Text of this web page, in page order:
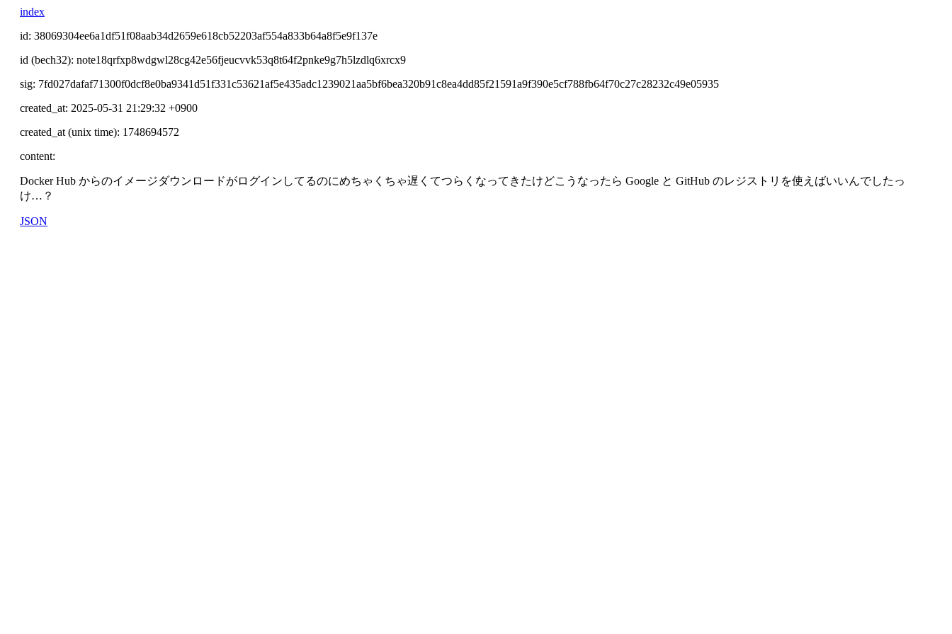
index
id: 38069304ee6a1df51f08aab34d2659e618cb52203af554a833b64a8f5e9f137e
id (bech32): note18qrfxp8wdgwl28cg42e56fjeucvvk53q8t64f2pnke9g7h5lzdlq6xrcx9
sig: 7fd027dafaf71300f0dcf8e0ba9341d51f331c53621af5e435adc1239021aa5bf6bea320b91c8ea4dd85f21591a9f390e5cf788fb64f70c27c28232c49e05935
created_at: 2025-05-31 21:29:32 +0900
created_at (unix time): 1748694572
content:
Docker Hub からのイメージダウンロードがログインしてるのにめちゃくちゃ遅くてつらくなってきたけどこうなったら Google と GitHub のレジストリを使えばいいんでしたっ
け…？
JSON